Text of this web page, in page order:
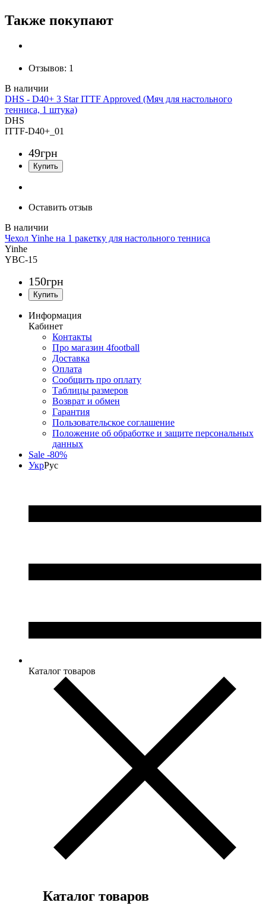
Также покупают
Отзывов: 1
DHS - D40+ 3 Star ITTF Approved (Мяч для настольного
тенниса, 1 штука)
DHS
ITTF-D40+_01
49грн
Оставить отзыв
Чехол Yinhe на 1 ракетку для настольного тенниса
Yinhe
YBC-15
150грн
Информация
Кабинет
Контакты
Про магазин 4football
Доставка
Оплата
Сообщить про оплату
Таблицы размеров
Возврат и обмен
Гарантия
Пользовательское соглашение
Положение об обработке и защите персональных
данных
Sale -80%
УкрРус
Каталог товаров
Каталог товаров